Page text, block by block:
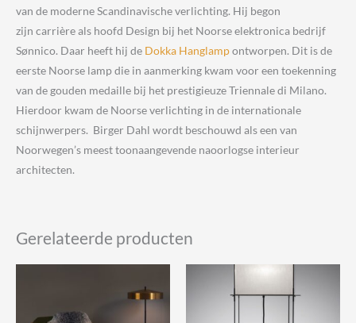
van de moderne Scandinavische verlichting. Hij begon
zijn carrière als hoofd Design bij het Noorse elektronica bedrijf
Sønnico. Daar heeft hij de Dokka Hanglampontworpen. Dit is de
eerste Noorse lamp die in aanmerking kwam voor een toekenning
van de gouden medaille bij het prestigieuze Triennale di Milano.
Hierdoor kwam de Noorse verlichting in de internationale
schijnwerpers. Birger Dahl wordt beschouwd als een van
Noorwegen’s meest toonaangevende naoorlogse interieur
architecten.
Gerelateerde producten